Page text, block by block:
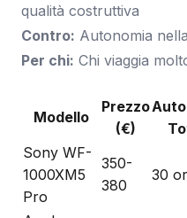
qualità costruttiva
Contro: Autonomia
Per chi: Chi viaggia
Modello
Prezzo
(€)
Sony WF-
1000XM5
Pro
350-
380
30